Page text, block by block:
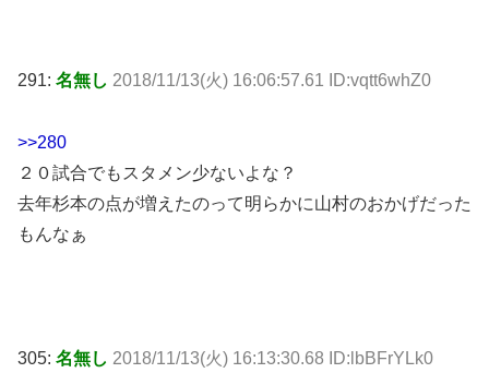
291: 名無し 2018/11/13(火) 16:06:57.61 ID:vqtt6whZ0
>>280
２０試合でもスタメン少ないよな？
去年杉本の点が増えたのって明らかに山村のおかげだった
もんなぁ
305: 名無し 2018/11/13(火) 16:13:30.68 ID:lbBFrYLk0